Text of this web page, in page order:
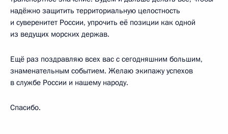
надёжно защитить территориальную целостность
и суверенитет России, упрочить её позиции как одной
из ведущих морских держав.
Ещё раз поздравляю всех вас с сегодняшним большим,
знаменательным событием. Желаю экипажу успехов
в службе России и нашему народу.
Спасибо.